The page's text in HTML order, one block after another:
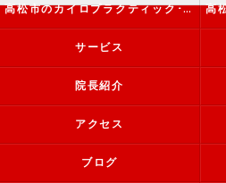
高松市のカイロプラクティック･か・から～ず施術院の評判
サービス
院長紹介
アクセス
ブログ